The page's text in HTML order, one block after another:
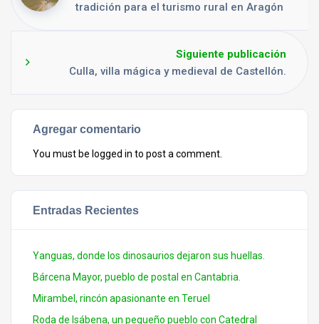
tradición para el turismo rural en Aragón
Siguiente publicación
Culla, villa mágica y medieval de Castellón.
Agregar comentario
You must be logged in to post a comment.
Entradas Recientes
Yanguas, donde los dinosaurios dejaron sus huellas.
Bárcena Mayor, pueblo de postal en Cantabria.
Mirambel, rincón apasionante en Teruel
Roda de Isábena, un pequeño pueblo con Catedral